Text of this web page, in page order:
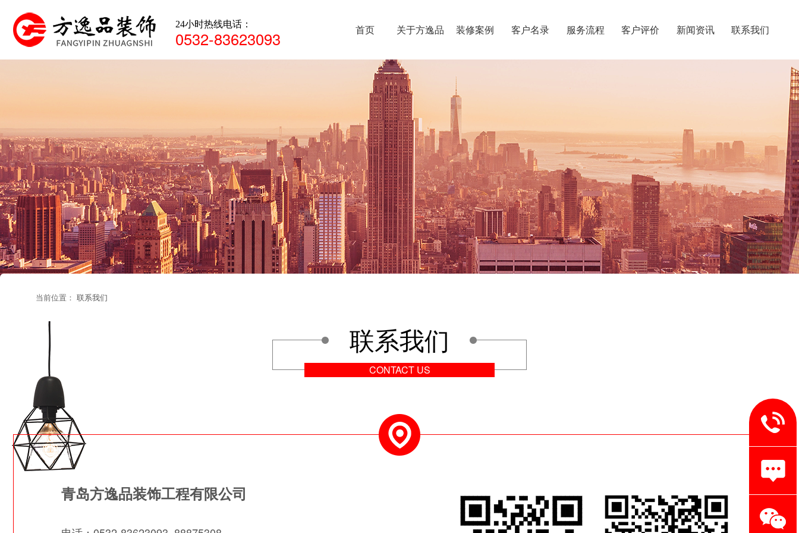
24小时热线电话：
0532-83623093 首页 关于方逸品 装修案例 客户名录 服务流程 客户评价 新闻资讯 联系我们
当前位置： 联系我们
联系我们
CONTACT US
青岛方逸品装饰工程有限公司